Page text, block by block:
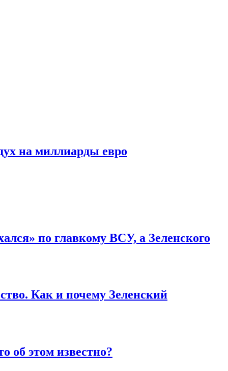
на миллиарды евро
по главкому ВСУ, а Зеленского
Как и почему Зеленский
об этом известно?